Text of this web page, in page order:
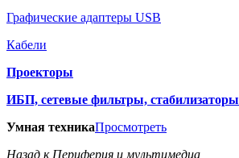
Графические адаптеры USB
Кабели
Проекторы
ИБП, сетевые фильтры, стабилизаторы
Умная техникаПросмотреть
Назад к Периферия и мультимедиа